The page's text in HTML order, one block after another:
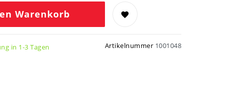
Warenkorb
in 1-3 Tagen Artikelnummer 1001048